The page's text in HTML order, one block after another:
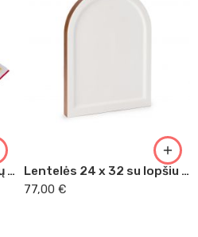
Aukso knygelės 24 karatų neklijuotais lapeliais 8 x 8
Lentelės 24 x 32 su lopšiu ir arka
77,00 €